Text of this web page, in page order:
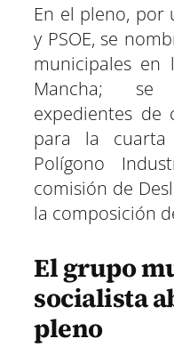
En el pleno, por
y PSOE, se
municipales
Mancha; se
expedientes de
para la
Polígono
comisión de
la composición
El grupo
socialista
pleno